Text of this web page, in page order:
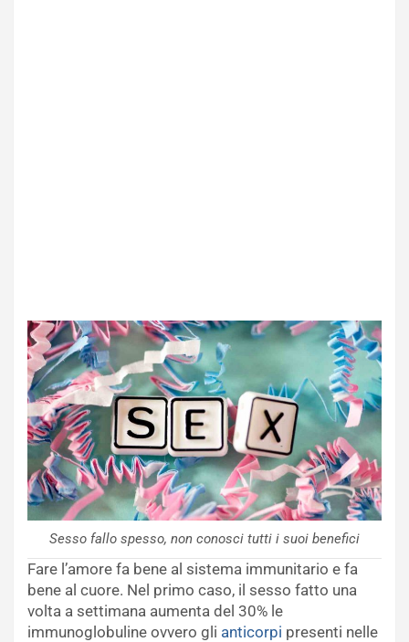
Sesso fallo spesso, non conosci tutti i suoi benefici
Fare l’amore fa bene al sistema immunitario e fa
bene al cuore. Nel primo caso, il sesso fatto una
volta a settimana aumenta del 30% le
immunoglobuline ovvero gli anticorpi presenti nelle